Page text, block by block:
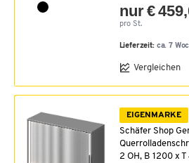
nur €
pro St.
Lieferzeit: ca. 7
Vergleichen
EIGENMARKE
Schäfer Shop
2 OH, B 1200 x